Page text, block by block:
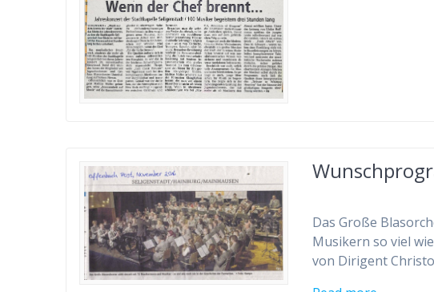
Das Große
Musikern so viel
von Dirigent